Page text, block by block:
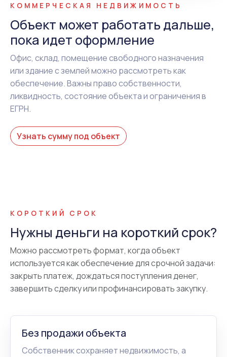
КОММЕРЧЕСКАЯ НЕДВИЖИМОСТЬ
Объект может работать дальше,
пока идет оформление
Офис, склад, помещение свободного назначения
или здание с землей можно рассмотреть как
обеспечение. Важны право собственности,
ликвидность, состояние объекта и ограничения в
ЕГРН.
Узнать сумму под объект
КОРОТКИЙ СРОК
Нужны деньги на короткий срок?
Можно рассмотреть формат, когда объект
используется как обеспечение для срочной задачи:
закрыть платеж, дождаться поступления денег,
завершить сделку или профинансировать закупку.
Без продажи объекта
Собственник сохраняет недвижимость, а